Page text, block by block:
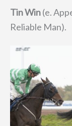
Tin Win(e.
Reliable Man).